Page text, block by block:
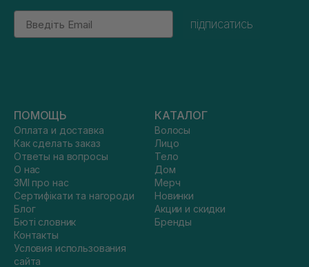
Email
підписатись
ПОМОЩЬ
Оплата и доставка
Как сделать заказ
Ответы на вопросы
О нас
ЗМІ про нас
Сертифікати та нагороди
Блог
Бюті словник
Контакты
Условия использования
сайта
КАТАЛОГ
Волосы
Лицо
Тело
Дом
Мерч
Новинки
Акции и скидки
Бренды